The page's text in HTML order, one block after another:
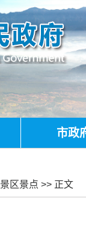
市政
景区景点 >> 正文